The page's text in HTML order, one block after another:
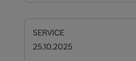
SERVICE
25.10.2025